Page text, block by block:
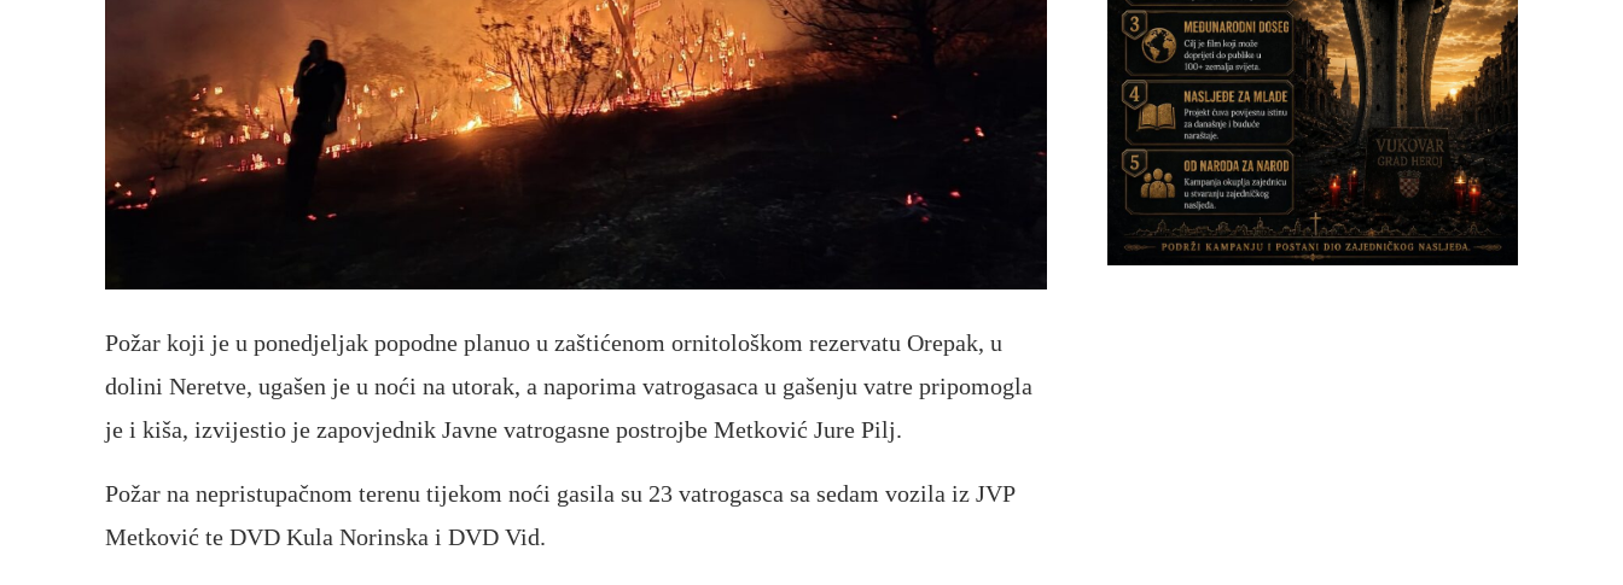
Požar koji je u ponedjeljak popodne planuo u zaštićenom ornitološkom rezervatu Orepak, u
dolini Neretve, ugašen je u noći na utorak, a naporima vatrogasaca u gašenju vatre pripomogla
je i kiša, izvijestio je zapovjednik Javne vatrogasne postrojbe Metković Jure Pilj.
Požar na nepristupačnom terenu tijekom noći gasila su 23 vatrogasca sa sedam vozila iz JVP
Metković te DVD Kula Norinska i DVD Vid.